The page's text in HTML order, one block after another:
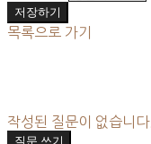
저장하기
목록으로 가기
작성된 질문이 없습니다.
질문 쓰기